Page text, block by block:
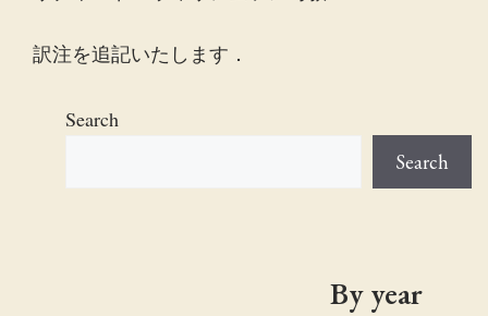
訳注を追記いたします．
Search
Search
By year